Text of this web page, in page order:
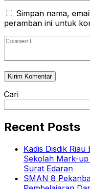
Simpan nama,
peramban ini untuk
Cari
Recent Posts
Kadis Disdik
Sekolah Mark-
Surat Edaran
SMAN 8